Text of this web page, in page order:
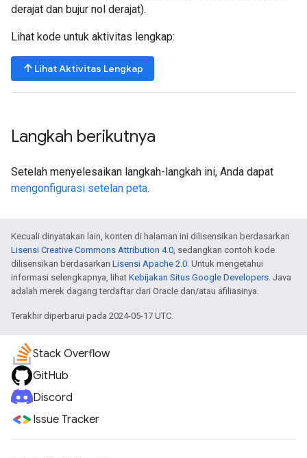
derajat dan bujur nol derajat).
Lihat kode untuk aktivitas lengkap:
arrow_upward Lihat Aktivitas Lengkap
Langkah berikutnya
Setelah menyelesaikan langkah-langkah ini, Anda dapat
mengonfigurasi setelan peta.
Kecuali dinyatakan lain, konten di halaman ini dilisensikan berdasarkan
Lisensi Creative Commons Attribution 4.0 , sedangkan contoh kode
dilisensikan berdasarkan Lisensi Apache 2.0 . Untuk mengetahui
informasi selengkapnya, lihat Kebijakan Situs Google Developers . Java
adalah merek dagang terdaftar dari Oracle dan/atau afiliasinya.
Terakhir diperbarui pada 2024-05-17 UTC.
Stack Overflow
GitHub
Discord
Issue Tracker